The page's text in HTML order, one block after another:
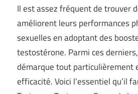
Il est assez fréquent de trouver
améliorent leurs performances
sexuelles en adoptant des
testostérone. Parmi ces
démarque tout particulièrement
efficacité. Voici l’essentiel qu’il